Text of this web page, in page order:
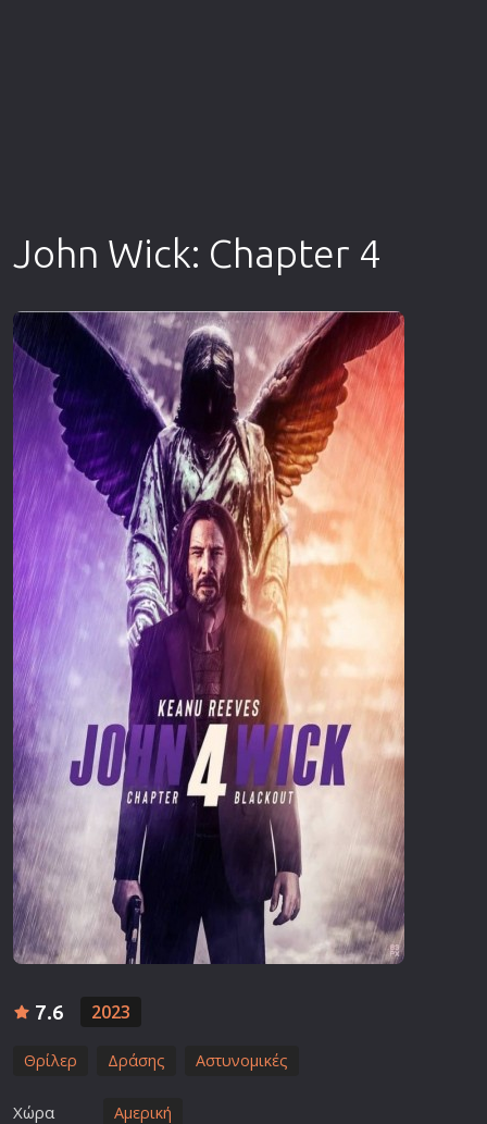
John Wick: Chapter 4
7.6 2023
Θρίλερ Δράσης Αστυνομικές
Χώρα Αμερική